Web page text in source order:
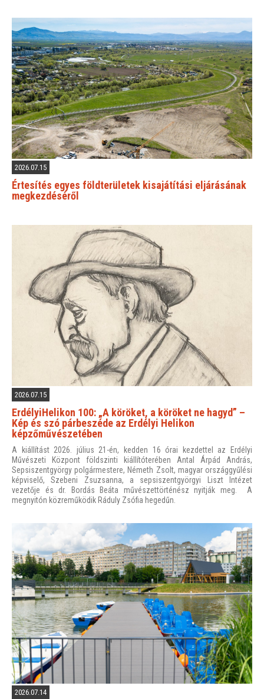
2026.07.15
Értesítés egyes földterületek kisajátítási eljárásának
megkezdéséről
2026.07.15
ErdélyiHelikon 100: „A köröket, a köröket ne hagyd” –
Kép és szó párbeszéde az Erdélyi Helikon
képzőművészetében
A kiállítást 2026. július 21-én, kedden 16 órai kezdettel az Erdélyi
Művészeti Központ földszinti kiállítóterében Antal Árpád András,
Sepsiszentgyörgy polgármestere, Németh Zsolt, magyar országgyűlési
képviselő, Szebeni Zsuzsanna, a sepsiszentgyörgyi Liszt Intézet
vezetője és dr. Bordás Beáta művészettörténész nyitják meg. A
megnyitón közreműködik Ráduly Zsófia hegedűn.
2026.07.14